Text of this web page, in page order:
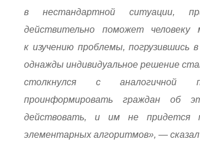
в нестандартной ситуации,
действительно поможет
к изучению проблемы, погрузившись
однажды индивидуальное решение
столкнулся с аналогичной
проинформировать граждан об
действовать, и им не придется
элементарных алгоритмов», — сказал